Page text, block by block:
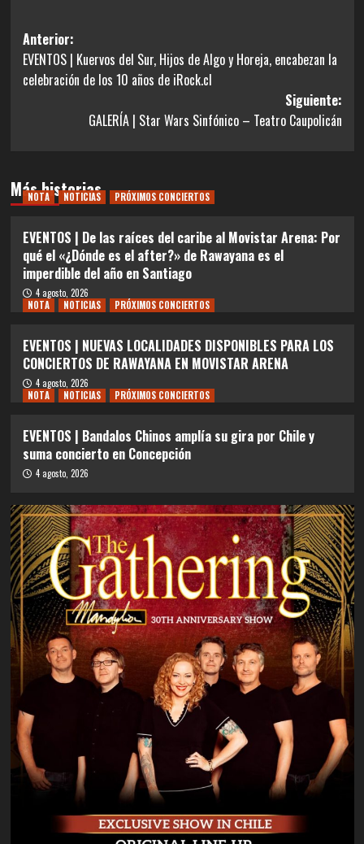
Navegación
de
entradas
Anterior:
EVENTOS | Kuervos del Sur, Hijos de Algo y Horeja, encabezan la
celebración de los 10 años de iRock.cl
Siguiente:
GALERÍA | Star Wars Sinfónico – Teatro Caupolicán
Más historias
NOTA NOTICIAS PRÓXIMOS CONCIERTOS
EVENTOS | De las raíces del caribe al Movistar Arena: Por
qué el «¿Dónde es el after?» de Rawayana es el
imperdible del año en Santiago
4 agosto, 2026
NOTA
NOTICIAS PRÓXIMOS CONCIERTOS
EVENTOS | NUEVAS LOCALIDADES DISPONIBLES PARA LOS
CONCIERTOS DE RAWAYANA EN MOVISTAR ARENA
4 agosto, 2026
NOTA
NOTICIAS PRÓXIMOS CONCIERTOS
EVENTOS | Bandalos Chinos amplía su gira por Chile y
suma concierto en Concepción
4 agosto, 2026